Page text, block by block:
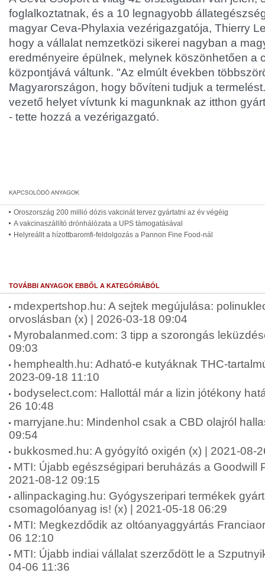
foglalkoztatnak, és a 10 legnagyobb
magyar Ceva-Phylaxia vezérigazgatója, Thierry
hogy a vállalat nemzetközi sikerei nagyban a
eredményeire épülnek, melynek köszönhetően a
központjává váltunk. "Az elmúlt években
Magyarországon, hogy bővíteni tudjuk a
vezető helyet vívtunk ki magunknak az itthon
- tette hozzá a vezérigazgató.
Oroszország 200 millió dózis vakcinát tervez gyártatni az év végéig
A vakcinaszállító drónhálózata a UPS támogatásával
Helyreállt a hízottbaromfi-feldolgozás a Pannon Fine Food-nál
TOVÁBBI ANYAGOK EBBŐL A KATEGÓRIÁBÓL
mdexpertshop.hu: A sejtek megújulása:
orvoslásban (x) | 2026-03-18 09:04
Myrobalanmed.com: 3 tipp a szorongás
09:03
hemphealth.hu: Adható-e kutyáknak THC-
2023-09-18 11:10
bodyselect.com: Hallottál már a lizin jótékony
26 10:48
marryjane.hu: Mindenhol csak a CBD olajról
09:54
bukkosmed.hu: A gyógyító oxigén (x) | 2021-08-
MTI: Újabb egészségipari beruházás a Goodwill
2021-08-12 09:15
allinpackaging.hu: Gyógyszeripari termékek
csomagolóanyag is! (x) | 2021-05-18 06:29
MTI: Megkezdődik az oltóanyaggyártás
06 12:10
MTI: Újabb indiai vállalat szerződött le a
04-06 11:36